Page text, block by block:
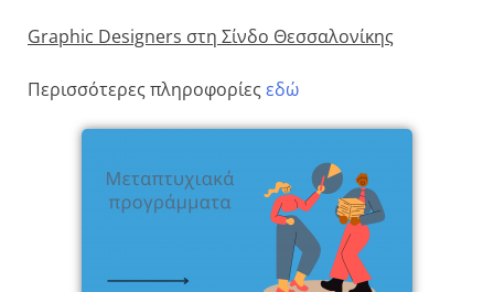
Graphic Designers στη Σίνδο Θεσσαλονίκης
Περισσότερες πληροφορίες εδώ